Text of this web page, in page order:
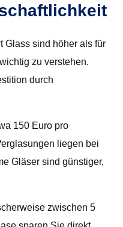
Glass sind höher als für
zu verstehen.
durch
150 Euro pro
liegen bei
Gläser sind günstiger,
zwischen 5